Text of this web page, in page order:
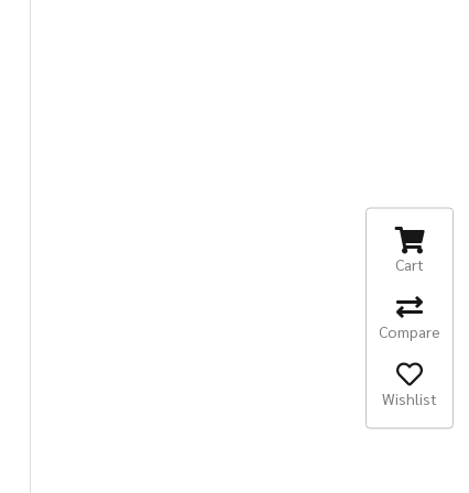
Cart
Compare
Wishlist